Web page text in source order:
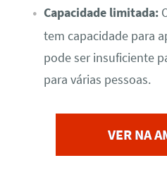
Capacidade limitada:
tem capacidade para
pode ser insuficiente
para várias pessoas.
VER NA